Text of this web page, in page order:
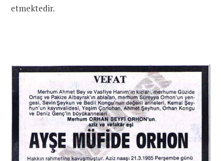
etmektedir.